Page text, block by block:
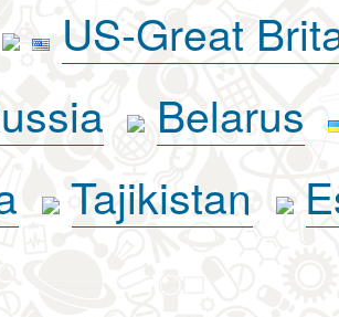
US-Great
Belarus
Tajikistan